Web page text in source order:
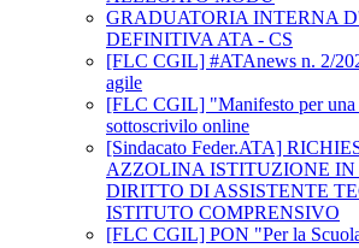
GRADUATORIA INTERNA
DEFINITIVA ATA - CS
[FLC CGIL] #ATAnews n. 2/
agile
[FLC CGIL] "Manifesto per una
sottoscrivilo online
[Sindacato Feder.ATA]
AZZOLINA ISTITUZIONE
DIRITTO DI ASSISTENTE
ISTITUTO COMPRENSIVO
[FLC CGIL] PON "Per la